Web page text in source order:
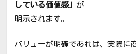
している価値感」 が
明示されます。
バリューが明確であれば、実際に